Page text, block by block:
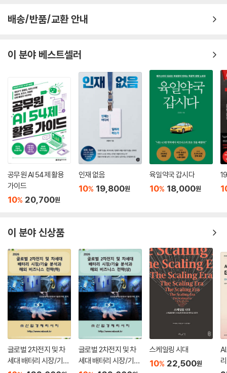
배송/반품/교환 안내
이 분야 베스트셀러
공무원 AI 54제 활용
가이드
10% 20,700원
인재 없음
10% 19,800원
육일약국 갑시다
10% 18,000원
이 분야 신상품
글로벌 2차전지 및 차
세대 배터리 시장/기술
글로벌 2차전지 및 차
세대 배터리 시장/기술
스케일링 시대
10% 22,500원